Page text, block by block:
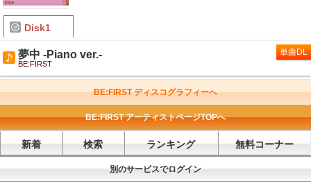
Disk1
夢中 -Piano ver.-
BE:FIRST
単曲DL
BE:FIRST ディスコグラフィーへ
BE:FIRST アーティストページTOPへ
新着 検索 ランキング 無料コーナー
別のサービスでログイン